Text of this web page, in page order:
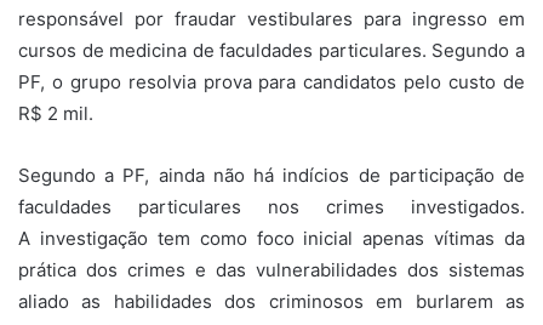
responsável por fraudar vestibulares para ingresso em
cursos de medicina de faculdades particulares. Segundo a
PF, o grupo resolvia prova para candidatos pelo custo de
R$ 2 mil.
Segundo a PF, ainda não há indícios de participação de
faculdades particulares nos crimes investigados.
A investigação tem como foco inicial apenas vítimas da
prática dos crimes e das vulnerabilidades dos sistemas
aliado as habilidades dos criminosos em burlarem as